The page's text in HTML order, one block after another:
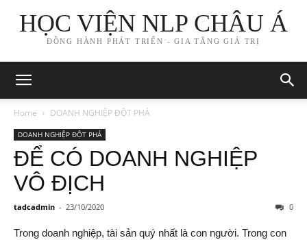
HỌC VIỆN NLP CHÂU Á
ĐỒNG HÀNH PHÁT TRIỂN - GIA TĂNG GIÁ TRỊ
Home DOANH NGHIỆP ĐỘT PHÁ
DOANH NGHIỆP ĐỘT PHÁ
ĐỂ CÓ DOANH NGHIỆP
VÔ ĐỊCH
tadcadmin - 23/10/2020 0
Trong doanh nghiệp, tài sản quý nhất là con người. Trong con